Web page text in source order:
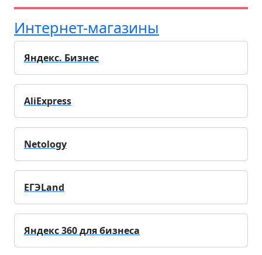
Интернет-магазины
Яндекс. Бизнес
AliExpress
Netology
ЕГЭLand
Яндекс 360 для бизнеса